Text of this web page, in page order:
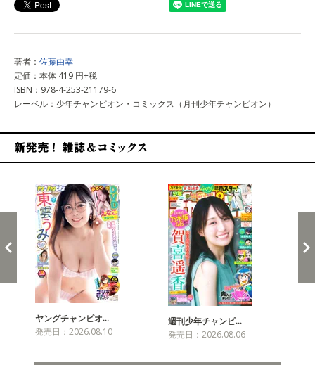
著者： 佐藤由幸
定価：本体 419 円+税
ISBN：978-4-253-21179-6
レーベル：少年チャンピオン・コミックス（月刊少年チャンピオン）
ヤングチャンピオ…
発売日：2026.08.10
週刊少年チャンピ…
発売日：2026.08.06